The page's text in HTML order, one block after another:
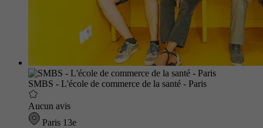
SMBS - L'école de commerce de la santé - Paris
Aucun avis
Paris 13e